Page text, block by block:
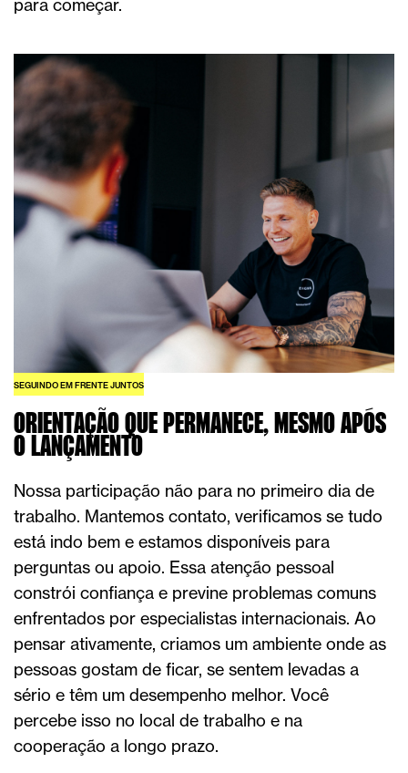
para começar.
SEGUINDO EM FRENTE JUNTOS
ORIENTAÇÃO QUE PERMANECE, MESMO APÓS
O LANÇAMENTO
Nossa participação não para no primeiro dia de
trabalho. Mantemos contato, verificamos se tudo
está indo bem e estamos disponíveis para
perguntas ou apoio. Essa atenção pessoal
constrói confiança e previne problemas comuns
enfrentados por especialistas internacionais. Ao
pensar ativamente, criamos um ambiente onde as
pessoas gostam de ficar, se sentem levadas a
sério e têm um desempenho melhor. Você
percebe isso no local de trabalho e na
cooperação a longo prazo.